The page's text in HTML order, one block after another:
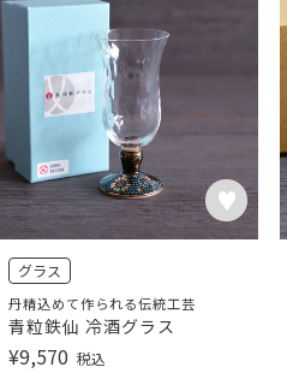
グラス
丹精込めて作られる伝統工芸
青粒鉄仙 冷酒グラス
¥9,570 税込